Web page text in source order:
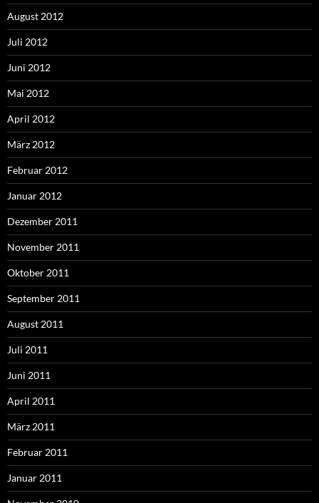
August 2012
Juli 2012
Juni 2012
Mai 2012
April 2012
März 2012
Februar 2012
Januar 2012
Dezember 2011
November 2011
Oktober 2011
September 2011
August 2011
Juli 2011
Juni 2011
April 2011
März 2011
Februar 2011
Januar 2011